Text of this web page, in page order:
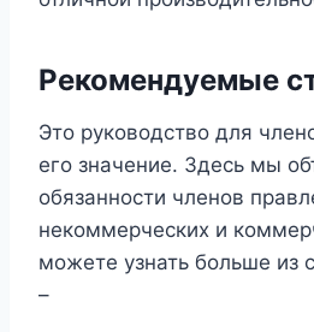
Рекомендуемые
Это руководство для
его значение. Здесь мы
обязанности членов
некоммерческих и
можете узнать больше из
–